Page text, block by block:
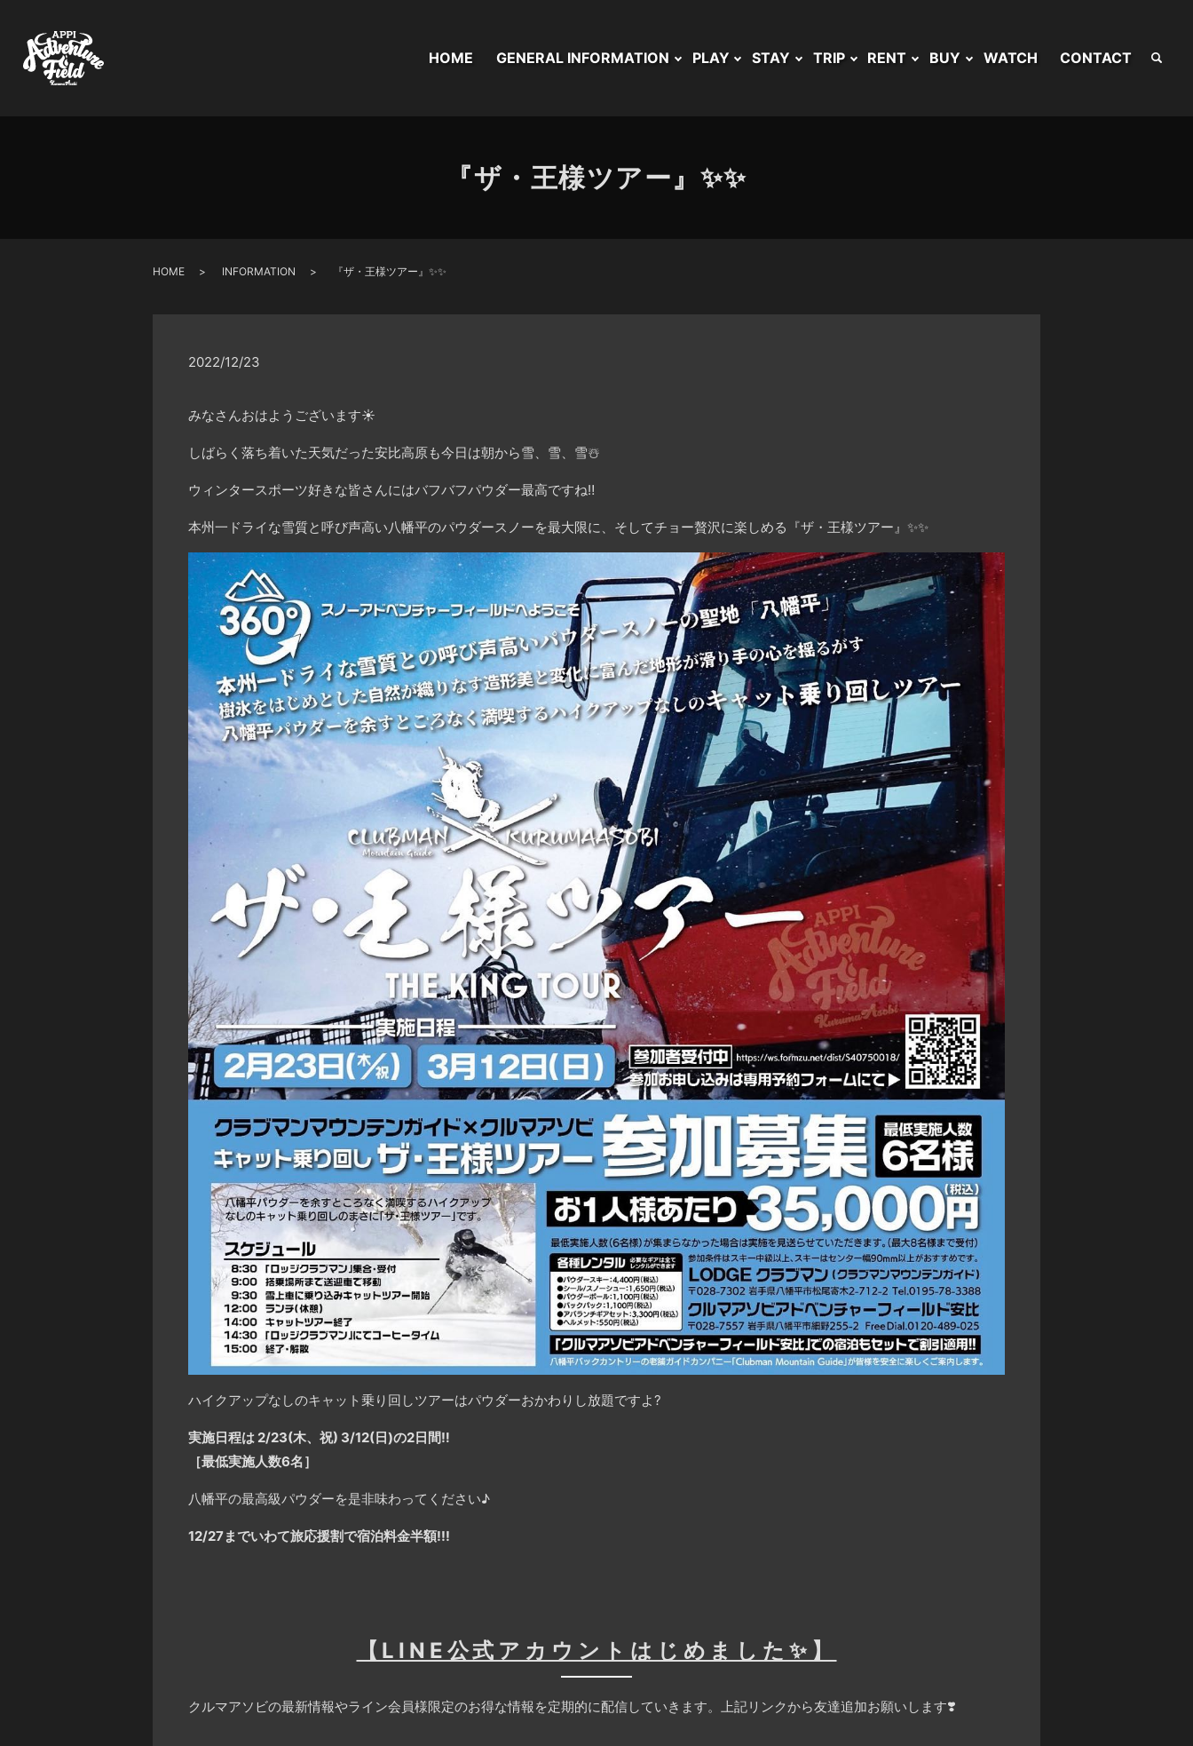
HOME GENERAL INFORMATION PLAY STAY TRIP RENT BUY WATCH CONTACT
『ザ・王様ツアー』✨✨
HOME INFORMATION 『ザ・王様ツアー』✨✨
2022/12/23
みなさんおはようございます☀
しばらく落ち着いた天気だった安比高原も今日は朝から雪、雪、雪☃️
ウィンタースポーツ好きな皆さんにはバフバフパウダー最高ですね‼️
本州一ドライな雪質と呼び声高い八幡平のパウダースノーを最大限に、そしてチョー贅沢に楽しめる『ザ・王様ツアー』✨✨
ハイクアップなしのキャット乗り回しツアーはパウダーおかわりし放題ですよ?
実施日程は 2/23(木、祝) 3/12(日)の2日間‼️
［最低実施人数6名］
八幡平の最高級パウダーを是非味わってください♪
12/27までいわて旅応援割で宿泊料金半額!!!
【LINE公式アカウントはじめました✨】
クルマアソビの最新情報やライン会員様限定のお得な情報を定期的に配信していきます。上記リンクから友達追加お願いします❣️